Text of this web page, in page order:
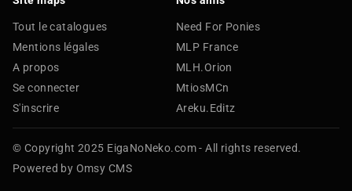
Tout le catalogues
Mentions légales
A propos
Se connecter
S'inscrire
Need For Ponies
MLP France
MLH.Orion
MtiosMCn
Areku.Editz
© Copyright 2025 EigaNoNeko.com - All rights reserved.
Powered by Omsy CMS